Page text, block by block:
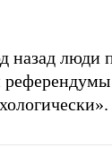
назад